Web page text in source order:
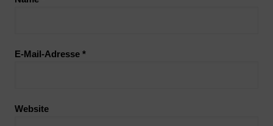
E-Mail-Adresse *
Website